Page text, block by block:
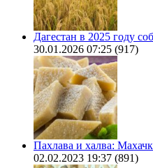
Дагестан в 2025 году
30.01.2026 07:25 (917)
Пахлава и халва:
02.02.2023 19:37 (891)